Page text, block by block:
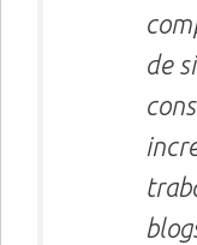
de